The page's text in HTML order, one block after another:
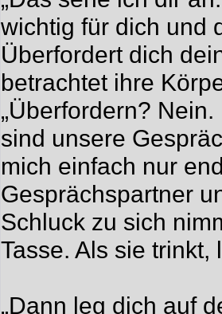
wichtig für dich und
Überfordert dich
betrachtet ihre
„Überfordern?
sind unsere
mich einfach nur
Gesprächspartner
Schluck zu sich
Tasse. Als sie
„Dann leg dich auf